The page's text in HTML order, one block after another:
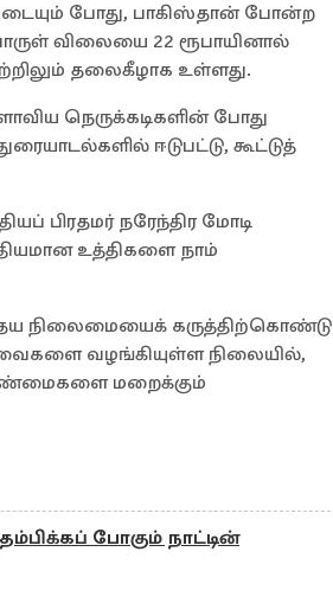
போது, பாகிஸ்தான் போன்ற
விலையை 22 ரூபாயினால்
தலைகீழாக உள்ளது.
நெருக்கடிகளின் போது
ஈடுபட்டு, கூட்டுத்
பிரதமர் நரேந்திர மோடி
உத்திகளை நாம்
நிலைமையைக் கருத்திற்கொண்டு
வழங்கியுள்ள நிலையில்,
மறைக்கும்
போகும் நாட்டின்